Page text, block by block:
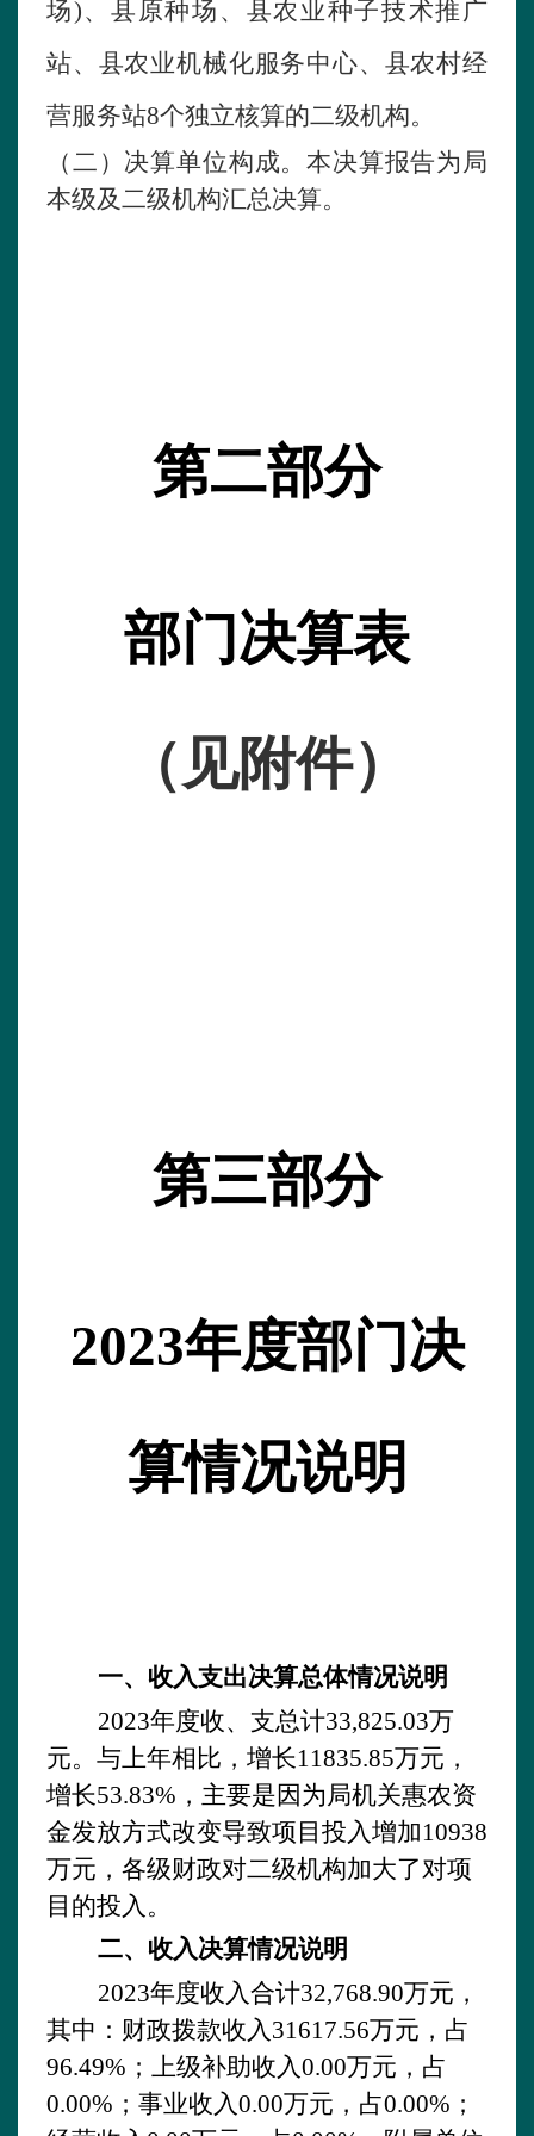
场)、县原种场、县农业种子技术推广
站、县农业机械化服务中心、县农村经
营服务站8个独立核算的二级机构。
（二）决算单位构成。本决算报告为局
本级及二级机构汇总决算。
第二部分
部门决算表
（见附件）
第三部分
2023年度部门决
算情况说明
一、收入支出决算总体情况说明
2023年度收、支总计33,825.03万
元。与上年相比，增长11835.85万元，
增长53.83%，主要是因为局机关惠农资
金发放方式改变导致项目投入增加10938
万元， 各级财政对二级机构加大了对项
目的投入。
二、收入决算情况说明
2023年度收入合计32,768.90万元，
其中：财政拨款收入31617.56万元，占
96.49%；上级补助收入0.00万元，占
0.00%；事业收入0.00万元，占0.00%；